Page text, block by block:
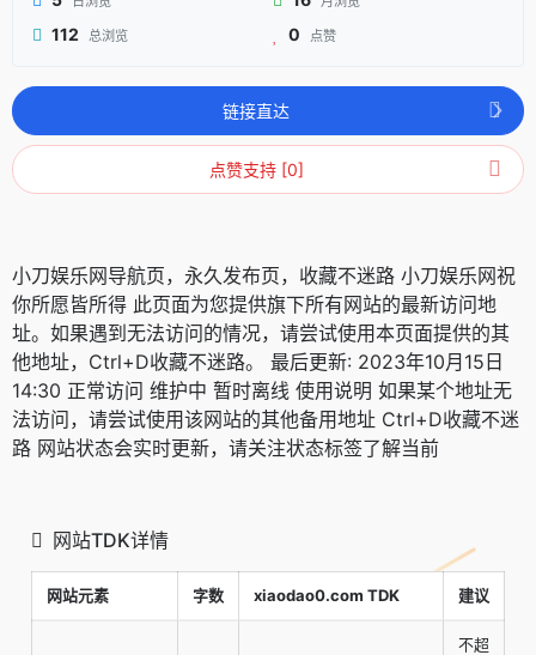
112 总浏览 0 点赞
链接直达
点赞支持 [0]
小刀娱乐网导航页，永久发布页，收藏不迷路 小刀娱乐网祝
你所愿皆所得 此页面为您提供旗下所有网站的最新访问地
址。如果遇到无法访问的情况，请尝试使用本页面提供的其
他地址，Ctrl+D收藏不迷路。 最后更新: 2023年10月15日
14:30 正常访问 维护中 暂时离线 使用说明 如果某个地址无
法访问，请尝试使用该网站的其他备用地址 Ctrl+D收藏不迷
路 网站状态会实时更新，请关注状态标签了解当前
网站TDK详情
网站元素 字数 xiaodao0.com TDK 建议
不超